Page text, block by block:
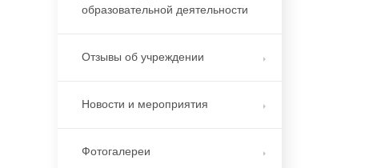
образовательной деятельности
Отзывы об учреждении
Новости и мероприятия
Фотогалереи